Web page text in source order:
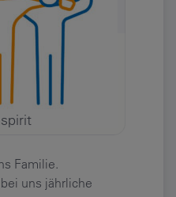
Familie.
uns jährliche